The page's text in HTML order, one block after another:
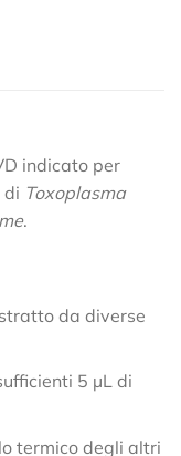
indicato per
di Toxoplasma
.
da diverse
5 µL di
termico degli altri